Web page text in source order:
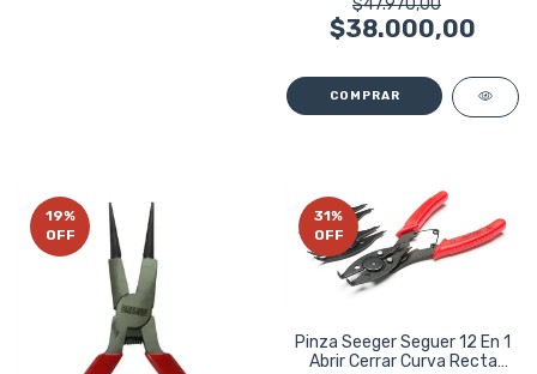
$38.000,00
19%
OFF
31%
OFF
Pinza Seeger Seguer 12 En 1
Abrir Cerrar Curva Recta